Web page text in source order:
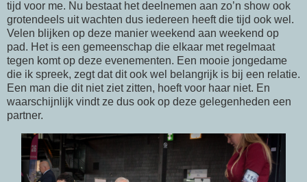
tijd voor me. Nu bestaat het deelnemen aan zo’n show ook
grotendeels uit wachten dus iedereen heeft die tijd ook wel.
Velen blijken op deze manier weekend aan weekend op
pad. Het is een gemeenschap die elkaar met regelmaat
tegen komt op deze evenementen. Een mooie jongedame
die ik spreek, zegt dat dit ook wel belangrijk is bij een relatie.
Een man die dit niet ziet zitten, hoeft voor haar niet. En
waarschijnlijk vindt ze dus ook op deze gelegenheden een
partner.